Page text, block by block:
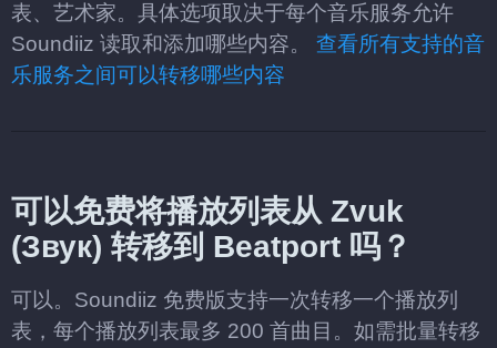
表、艺术家。具体选项取决于每个音乐服务允许
Soundiiz 读取和添加哪些内容。 查看所有支持的音
乐服务之间可以转移哪些内容
可以免费将播放列表从 Zvuk
(Звук) 转移到 Beatport 吗？
可以。Soundiiz 免费版支持一次转移一个播放列
表，每个播放列表最多 200 首曲目。如需批量转移